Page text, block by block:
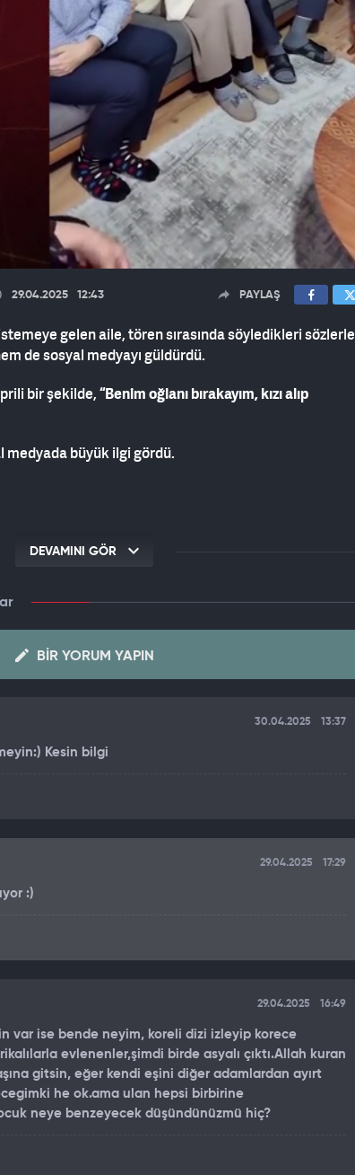
29.04.2025 12:43 PAYLAŞ
gelen aile, tören sırasında söyledikleri sözlerle
de sosyal medyayı güldürdü.
bir şekilde,“Benim oğlanı bırakayım, kızı alıp
medyada büyük ilgi gördü.
DEVAMINI GÖR
BIR YORUM YAPIN
30.04.2025 13:37
Kesin bilgi
29.04.2025 17:29
:)
29.04.2025 16:49
var ise bende neyim, koreli dizi izleyip korece
evlenenler,şimdi birde asyalı çıktı.Allah kuran
gitsin, eğer kendi eşini diğer adamlardan ayırt
he ok.ama ulan hepsi birbirine
neye benzeyecek düşündünüzmü hiç?